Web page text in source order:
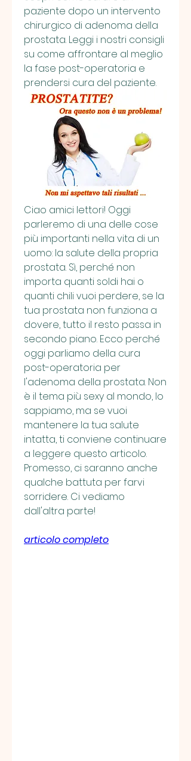
paziente dopo un intervento
chirurgico di adenoma della
prostata. Leggi i nostri consigli
su come affrontare al meglio
la fase post-operatoria e
prendersi cura del paziente.
Ciao amici lettori! Oggi
parleremo di una delle cose
più importanti nella vita di un
uomo: la salute della propria
prostata. Sì, perché non
importa quanti soldi hai o
quanti chili vuoi perdere, se la
tua prostata non funziona a
dovere, tutto il resto passa in
secondo piano. Ecco perché
oggi parliamo della cura
post-operatoria per
l'adenoma della prostata. Non
è il tema più sexy al mondo, lo
sappiamo, ma se vuoi
mantenere la tua salute
intatta, ti conviene continuare
a leggere questo articolo.
Promesso, ci saranno anche
qualche battuta per farvi
sorridere. Ci vediamo
dall'altra parte!
articolo completo